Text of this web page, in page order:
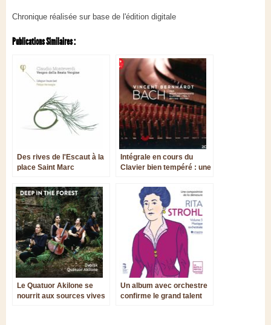
Chronique réalisée sur base de l'édition digitale
Publications Similaires :
Des rives de l'Escaut à la
place Saint Marc
Intégrale en cours du
Clavier bien tempéré : une
mais à hauteur d’homme
Le Quatuor Akilone se
nourrit aux sources vives
Un album avec orchestre
confirme le grand talent